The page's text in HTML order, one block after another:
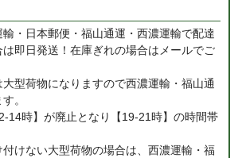
・日本郵便・福山通運・西濃運輸で配達
は即日発送！在庫ぎれの場合はメールでご
型荷物になりますので西濃運輸・福山通
。
14時】が廃止となり【19-21時】の時間帯
けない大型荷物の場合は、西濃運輸・福